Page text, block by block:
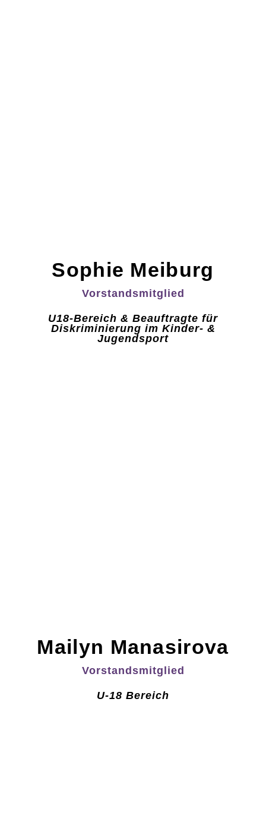
Sophie Meiburg
Vorstandsmitglied
U18-Bereich & Beauftragte für
Diskriminierung im Kinder- &
Jugendsport
Mailyn Manasirova
Vorstandsmitglied
U-18 Bereich